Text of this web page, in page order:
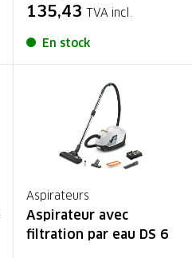
135,43 TVA incl.
En stock
Aspirateurs
Aspirateur avec
filtration par eau DS 6